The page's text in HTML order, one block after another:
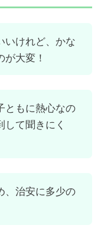
いけれど、かな
大変！
ともに熱心なの
て聞きにく
、治安に多少の